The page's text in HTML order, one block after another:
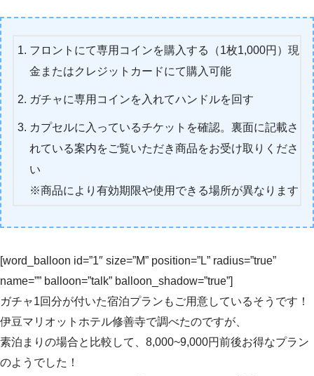
フロントにて専用コインを購入する（1枚1,000円）現
金またはクレジットカードにて購入可能
ガチャに専用コインを入れてハンドルを回す
カプセルに入っているチケットを確認。裏面に記載さ
れている案内をご覧いただき商品をお受け取りくださ
い
※商品により有効期限や使用できる場所が異なります
[word_balloon id=”1″ size=”M” position=”L” radius=”true”
name=”” balloon=”talk” balloon_shadow=”true”]
ガチャ1回分が付いた宿泊プランもご用意しているそうです！
伊豆マリオットホテル修善寺で調べたのですが、
素泊まりの場合と比較して、8,000~9,000円前後お得なプラン
のようでした！